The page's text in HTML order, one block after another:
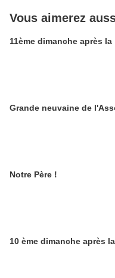
Vous aimerez
11ème dimanche après
Grande neuvaine de
Notre Père !
10 ème dimanche après